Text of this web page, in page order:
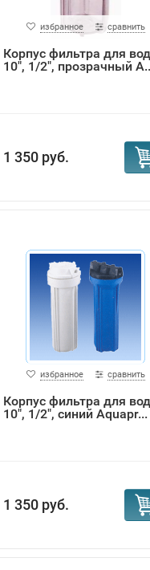
избранное сравнить
Корпус фильтра для
10", 1/2", прозрачный
1 350 руб.
избранное сравнить
Корпус фильтра для
10", 1/2", синий Aquapr...
1 350 руб.